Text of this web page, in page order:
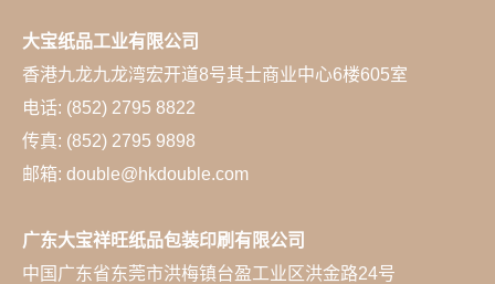
大宝纸品工业有限公司
香港九龙九龙湾宏开道8号其士商业中心6楼605室
电话: (852) 2795 8822
传真: (852) 2795 9898
邮箱: double@hkdouble.com
广东大宝祥旺纸品包装印刷有限公司
中国广东省东莞市洪梅镇台盈工业区洪金路24号